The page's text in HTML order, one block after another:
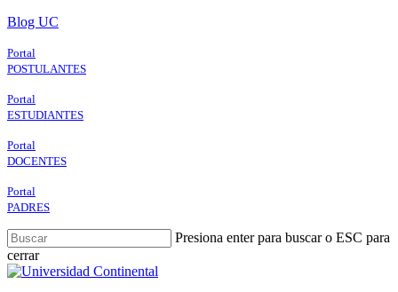
Skip
main
content
Blog UC
Portal
POSTULANTES
Portal
ESTUDIANTES
Portal
DOCENTES
Portal
PADRES
Presiona enter para buscar o ESC para
cerrar
Close